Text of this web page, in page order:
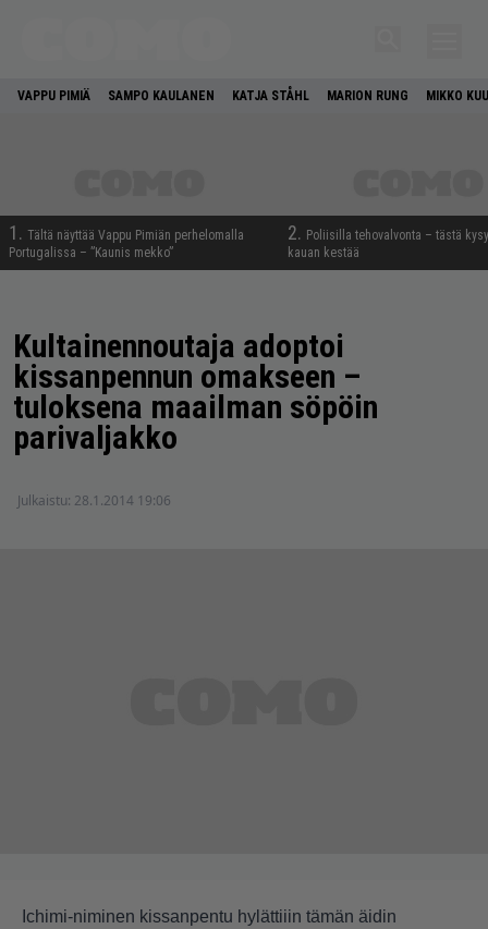
VAPPU PIMIÄ SAMPO KAULANEN KATJA STÅHL MARION RUNG MIKKO
1. Tältä näyttää Vappu Pimiän perhelomalla
Portugalissa – ”Kaunis mekko”
2. Poliisilla tehovalvonta – tästä
kauan kestää
Kultainennoutaja adoptoi
kissanpennun omakseen –
tuloksena maailman söpöin
parivaljakko
Julkaistu: 28.1.2014 19:06
Ichimi-niminen kissanpentu hylättiiin tämän äidin